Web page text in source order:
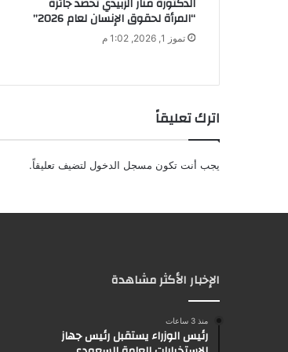
ي
“المرأة لحقوق الإنسان لعام 2026”
تموز 1, 2026, 1:02 م
اترك تعليقاً
يجب أنت تكون مسجل الدخول لتضيف تعليقاً.
الإخبار الأكثر مشاهدة
منذ 3 ساعات
رئيس الوزراء يستقبل رئيس جهاز